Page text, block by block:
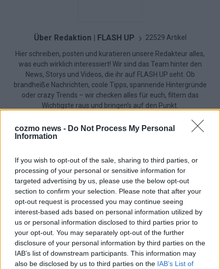
cozmo news - Do Not Process My Personal
Information
If you wish to opt-out of the sale, sharing to third parties, or
processing of your personal or sensitive information for
targeted advertising by us, please use the below opt-out
section to confirm your selection. Please note that after your
opt-out request is processed you may continue seeing
interest-based ads based on personal information utilized by
us or personal information disclosed to third parties prior to
your opt-out. You may separately opt-out of the further
disclosure of your personal information by third parties on the
IAB’s list of downstream participants. This information may
also be disclosed by us to third parties on the IAB’s List of
Über Redaktion | FLASH UP 22529 Artikel
Hier schreiben, posten und kuratieren unsere Redakteur alles,
was euch wirklich interessiert! Wir sind das Team hinter den
News, Storys und Videos, die ihr auf FLASH UP seht. Ob
brandheiße Nachrichten, coole Tipps, spannende Hintergründe
oder crazy Trends – wir checken alles für euch, filtern das
Wichtigste raus und bringen’s auf den Punkt.
TOP STORIES
Monaco, Sallys Café, Westernbrauerei – der
Europa-Park 2026 macht vieles neu
EXTRA
Juni 2026